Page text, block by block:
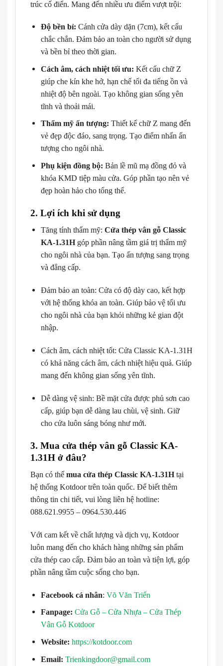
trúc cổ điển. Mang đến nhiều ưu điểm vượt trội:
Độ bền bỉ: Cánh cửa dày dặn (7cm), kết cấu
chắc chắn. Đảm bảo an toàn cho người sử dụng
và bền bỉ theo thời gian.
Cách âm, cách nhiệt tối ưu: Kết cấu chữ Z
giúp che kín khe hở, hạn chế tối đa tiếng ồn và
nhiệt độ bên ngoài. Tạo không gian sống yên
tĩnh và thoải mái.
Thẩm mỹ ấn tượng: Thiết kế chữ Z mang đến
vẻ đẹp độc đáo, sang trọng. Tạo điểm nhấn ấn
tượng cho ngôi nhà.
Phụ kiện đồng bộ: Bản lề mũ mạ đồng đỏ và
khóa KMD tiệp màu cửa. Góp phần tạo nên vẻ
đẹp hoàn hảo cho tổng thể.
2. Lợi ích khi sử dụng
Tăng tính thẩm mỹ: Cửa thép vân gỗ Classic
KA-1.31Hgóp phần nâng tầm giá trị thẩm mỹ
cho ngôi nhà của bạn. Tạo ấn tượng sang trọng
và đẳng cấp.
Đảm bảo an toàn: Cửa có độ dày cao, kết hợp
với hệ thống khóa an toàn. Giúp bảo vệ tối ưu
cho ngôi nhà của bạn khỏi những kẻ gian đột
nhập.
Cách âm, cách nhiệt tốt: Cửa Classic KA-1.31H
có khả năng cách âm, cách nhiệt hiệu quả. Giúp
mang đến không gian sống yên tĩnh.
Dễ dàng vệ sinh: Bề mặt cửa được phủ sơn cao
cấp, giúp bạn dễ dàng lau chùi, vệ sinh. Giữ
cho cửa luôn sáng bóng như mới.
3. Mua cửa thép vân gỗ Classic KA-
1.31H ở đâu?
Bạn có thể mua cửa thép Classic KA-1.31Htại
hệ thống Kotdoor trên toàn quốc. Để biết thêm
thông tin chi tiết, vui lòng liên hệ hotline:
088.621.9955 – 0964.530.446
Với cam kết về chất lượng và dịch vụ, Kotdoor
luôn mang đến cho khách hàng những sản phẩm
cửa thép cao cấp. Đảm bảo an toàn và tiện lợi, góp
phần nâng tầm cuộc sống cho bạn.
Facebook cá nhân: Võ Văn Triển
Fanpage: Cửa Gỗ – Cửa Nhựa – Cửa Thép
Vân Gỗ Kotdoor
Website: https://kotdoor.com
Email: Trienkingdoor@gmail.com